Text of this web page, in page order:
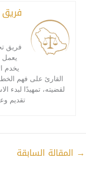
فريق
فريق
يعمل
يخدم
القارئ على فهم
لقضيته، تمهيدًا لبدء
تقديم
→ المقالة السابقة